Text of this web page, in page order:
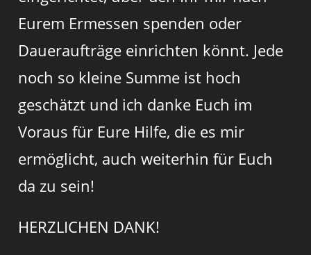
Eurem Ermessen spenden oder
Daueraufträge einrichten könnt. Jede
noch so kleine Summe ist hoch
geschätzt und ich danke Euch im
Voraus für Eure Hilfe, die es mir
ermöglicht, auch weiterhin für Euch
da zu sein!
HERZLICHEN DANK!